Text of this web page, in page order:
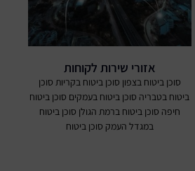
אזורי שירות לקוחות
סוכן ביטוח בצפון סוכן ביטוח בקריות סוכן
ביטוח בטבריה סוכן ביטוח בעמקים סוכן ביטוח
חיפה סוכן ביטוח ברמת הגולן סוכן ביטוח
במגדל העמק סוכן ביטוח